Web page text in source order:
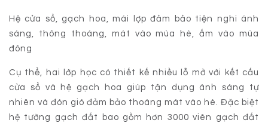
Hệ cửa sổ, gạch hoa, mái lợp đảm bảo tiện nghi ánh
sáng, thông thoáng, mát vào mùa hè, ấm vào mùa
đông
Cụ thể, hai lớp học có thiết kế nhiều lỗ mở với kết cấu
cửa sổ và hệ gạch hoa giúp tận dụng ánh sáng tự
nhiên và đón gió đảm bảo thoáng mát vào hè. Đặc biệt
hệ tường gạch đất bao gồm hơn 3000 viên gạch đất